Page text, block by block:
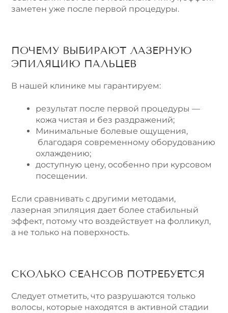
заметен уже после первой процедуры.
ПОЧЕМУ ВЫБИРАЮТ ЛАЗЕРНУЮ
ЭПИЛЯЦИЮ ПАЛЬЦЕВ
В нашей клинике мы гарантируем:
результат после первой процедуры —
кожа чистая и без раздражений;
Минимальные болевые ощущения,
благодаря современному оборудованию
охлаждению;
доступную цену, особенно при курсовом
посещении.
Если сравнивать с другими методами,
лазерная эпиляция дает более стабильный
эффект, потому что воздействует на фолликул,
а не только на поверхность.
СКОЛЬКО СЕАНСОВ ПОТРЕБУЕТСЯ
Следует отметить, что разрушаются только
волосы, которые находятся в активной стадии